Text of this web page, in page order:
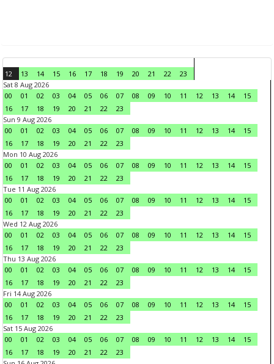
12 13 14 15 16 17 18 19 20 21 22
23
Sat 8 Aug 2026
00
01 02 03 04 05 06 07 08 09 10 11 12 13 14
15
16
17 18 19 20 21 22
23
Sun 9 Aug 2026
00
01 02 03 04 05 06 07 08 09 10 11 12 13 14
15
16
17 18 19 20 21 22
23
Mon 10 Aug 2026
00
01 02 03 04 05 06 07 08 09 10 11 12 13 14
15
16
17 18 19 20 21 22
23
Tue 11 Aug 2026
00
01 02 03 04 05 06 07 08 09 10 11 12 13 14
15
16
17 18 19 20 21 22
23
Wed 12 Aug 2026
00
01 02 03 04 05 06 07 08 09 10 11 12 13 14
15
16
17 18 19 20 21 22
23
Thu 13 Aug 2026
00
01 02 03 04 05 06 07 08 09 10 11 12 13 14
15
16
17 18 19 20 21 22
23
Fri 14 Aug 2026
00
01 02 03 04 05 06 07 08 09 10 11 12 13 14
15
16
17 18 19 20 21 22
23
Sat 15 Aug 2026
00
01 02 03 04 05 06 07 08 09 10 11 12 13 14
15
16
17 18 19 20 21 22
23